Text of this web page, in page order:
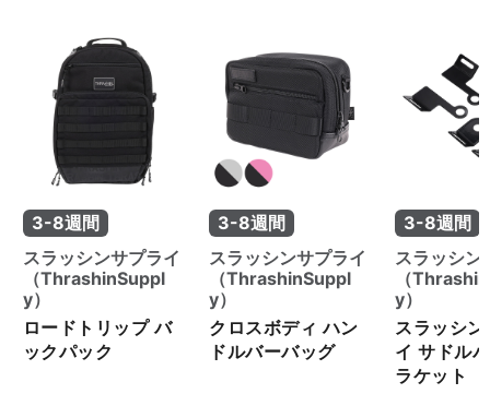
3-8週間
スラッシンサプライ
（ThrashinSuppl
y）
ロードトリップ バ
ックパック
3-8週間
スラッシンサプライ
（ThrashinSuppl
y）
クロスボディ ハン
ドルバーバッグ
3-8週間
スラッシン
（
y）
スラッシ
イ サドル
ラケット